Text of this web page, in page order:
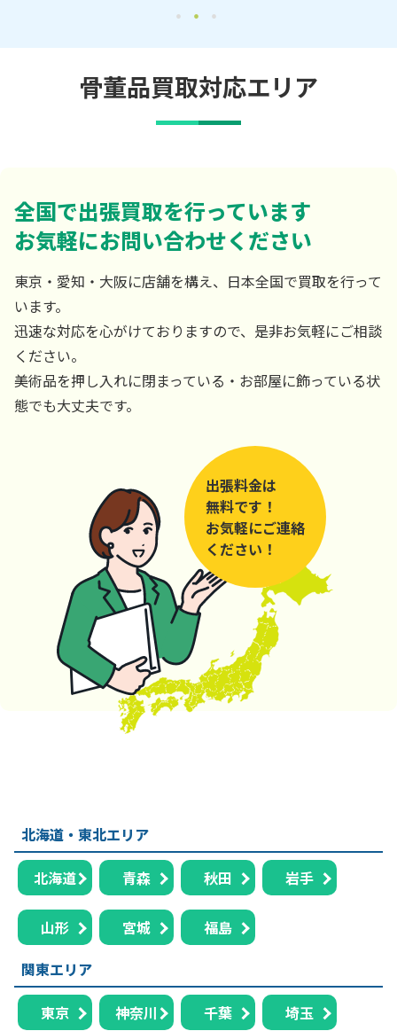
骨董品買取対応エリア
全国で出張買取を行っています
お気軽にお問い合わせください
東京・愛知・大阪に店舗を構え、日本全国で買取を行って
います。
迅速な対応を心がけておりますので、是非お気軽にご相談
ください。
美術品を押し入れに閉まっている・お部屋に飾っている状
態でも大丈夫です。
出張料金は
無料です！
お気軽にご連絡
ください！
北海道・東北エリア
北海道 青森 秋田 岩手
山形 宮城
福島
関東エリア
東京 神奈川 千葉 埼玉